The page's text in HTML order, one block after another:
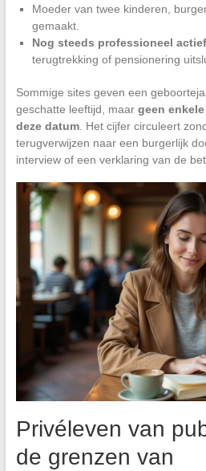
Moeder van twee kinderen,
gemaakt.
Nog steeds professioneel actief
terugtrekking of pensionering
Sommige sites geven een
geschatte leeftijd, maar geen
deze datum. Het cijfer circuleert
terugverwijzen naar een burgerlijk
interview of een verklaring van de
Privéleven van
de grenzen van